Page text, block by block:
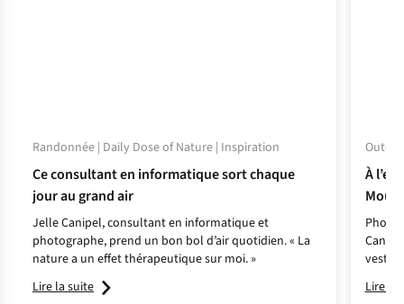
Randonnée | Daily Dose of Nature | Inspiration
Ce consultant en informatique sort chaque
jour au grand air
Jelle Canipel, consultant en informatique et
photographe, prend un bon bol d’air quotidien. « La
nature a un effet thérapeutique sur moi. »
Lire la suite
À
veste
son
Lire la